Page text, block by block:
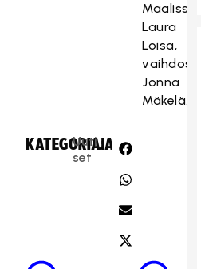
Maalissa
Laura
Loisa,
vaihdossa
Jonna
Mäkelä.
KATEGORIA:
Uuti
set
JAA: